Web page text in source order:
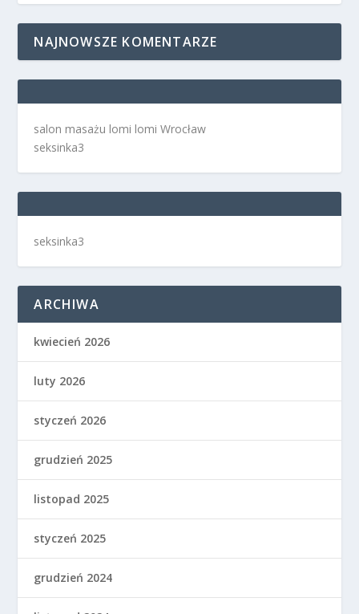
NAJNOWSZE KOMENTARZE
salon masażu lomi lomi Wrocław
seksinka3
seksinka3
ARCHIWA
kwiecień 2026
luty 2026
styczeń 2026
grudzień 2025
listopad 2025
styczeń 2025
grudzień 2024